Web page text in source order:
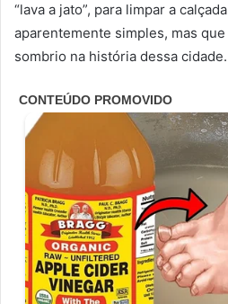
“lava a jato”, para limpar a
aparentemente simples, mas
sombrio na história dessa cidade.